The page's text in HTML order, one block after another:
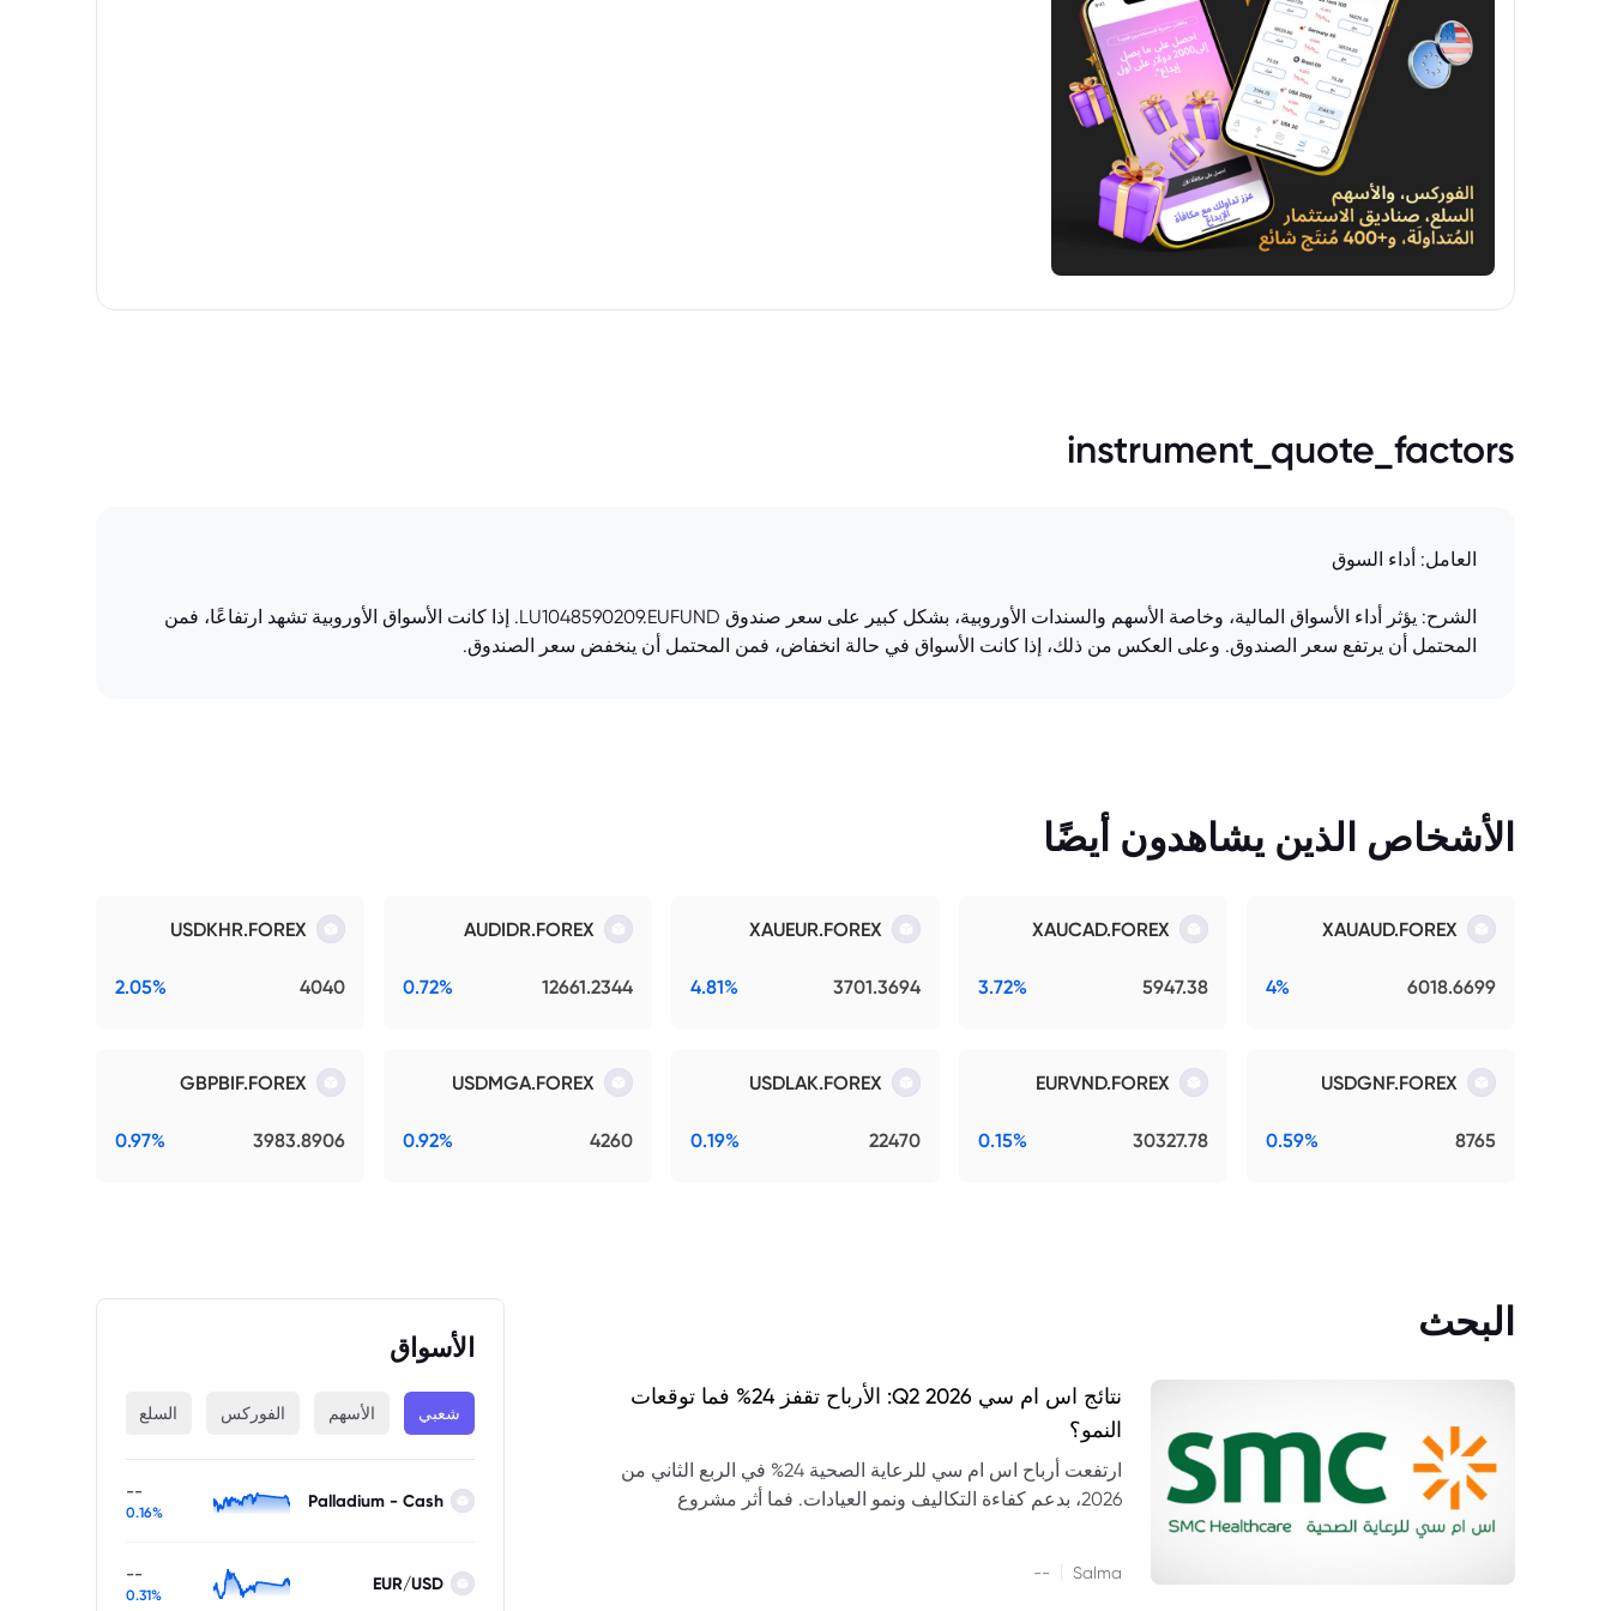
instrument_quote_factors
العامل: أداء السوق
الشرح: يؤثر أداء الأسواق المالية، وخاصة الأسهم والسندات الأوروبية، بشكل كبير على سعر صندوق LU1048590209.EUFUND. إذا كانت الأسواق الأوروبية تشهد ارتفاعًا، فمن
المحتمل أن يرتفع سعر الصندوق. وعلى العكس من ذلك، إذا كانت الأسواق في حالة انخفاض، فمن المحتمل أن ينخفض سعر الصندوق.
الأشخاص الذين يشاهدون أيضًا
XAUAUD.FOREX
6018.6699
4%
XAUCAD.FOREX
5947.38
3.72%
XAUEUR.FOREX
3701.3694
4.81%
AUDIDR.FOREX
12661.2344
0.72%
USDKHR.FOREX
4040
2.05%
USDGNF.FOREX
8765
0.59%
EURVND.FOREX
30327.78
0.15%
USDLAK.FOREX
22470
0.19%
USDMGA.FOREX
4260
0.92%
GBPBIF.FOREX
3983.8906
0.97%
البحث
نتائج اس ام سي Q2 2026: الأرباح تقفز 24% فما توقعات
النمو؟
ارتفعت أرباح اس ام سي للرعاية الصحية 24% في الربع الثاني من
2026، بدعم كفاءة التكاليف ونمو العيادات. فما أثر مشروع
Salma
--
الأسواق
شعبي الأسهم الفوركس السلع
Palladium - Cash
--
0.16%
EUR/USD
--
0.31%